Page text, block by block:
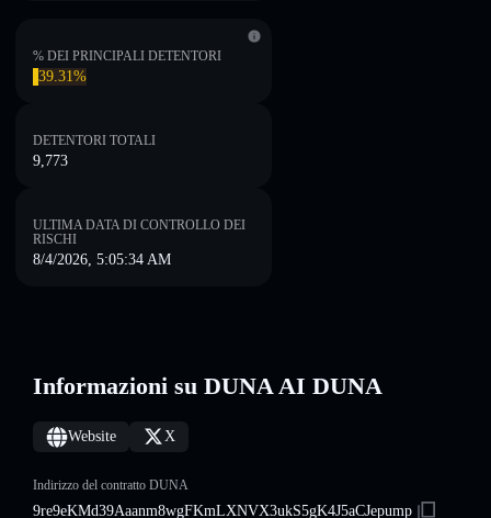
% DEI PRINCIPALI DETENTORI
39.31%
DETENTORI TOTALI
9,773
ULTIMA DATA DI CONTROLLO DEI
RISCHI
8/4/2026, 5:05:34 AM
Informazioni su DUNA AI DUNA
Website X
Indirizzo del contratto DUNA
9re9eKMd39Aaanm8wgFKmLXNVX3ukS5gK4J5aCJepump